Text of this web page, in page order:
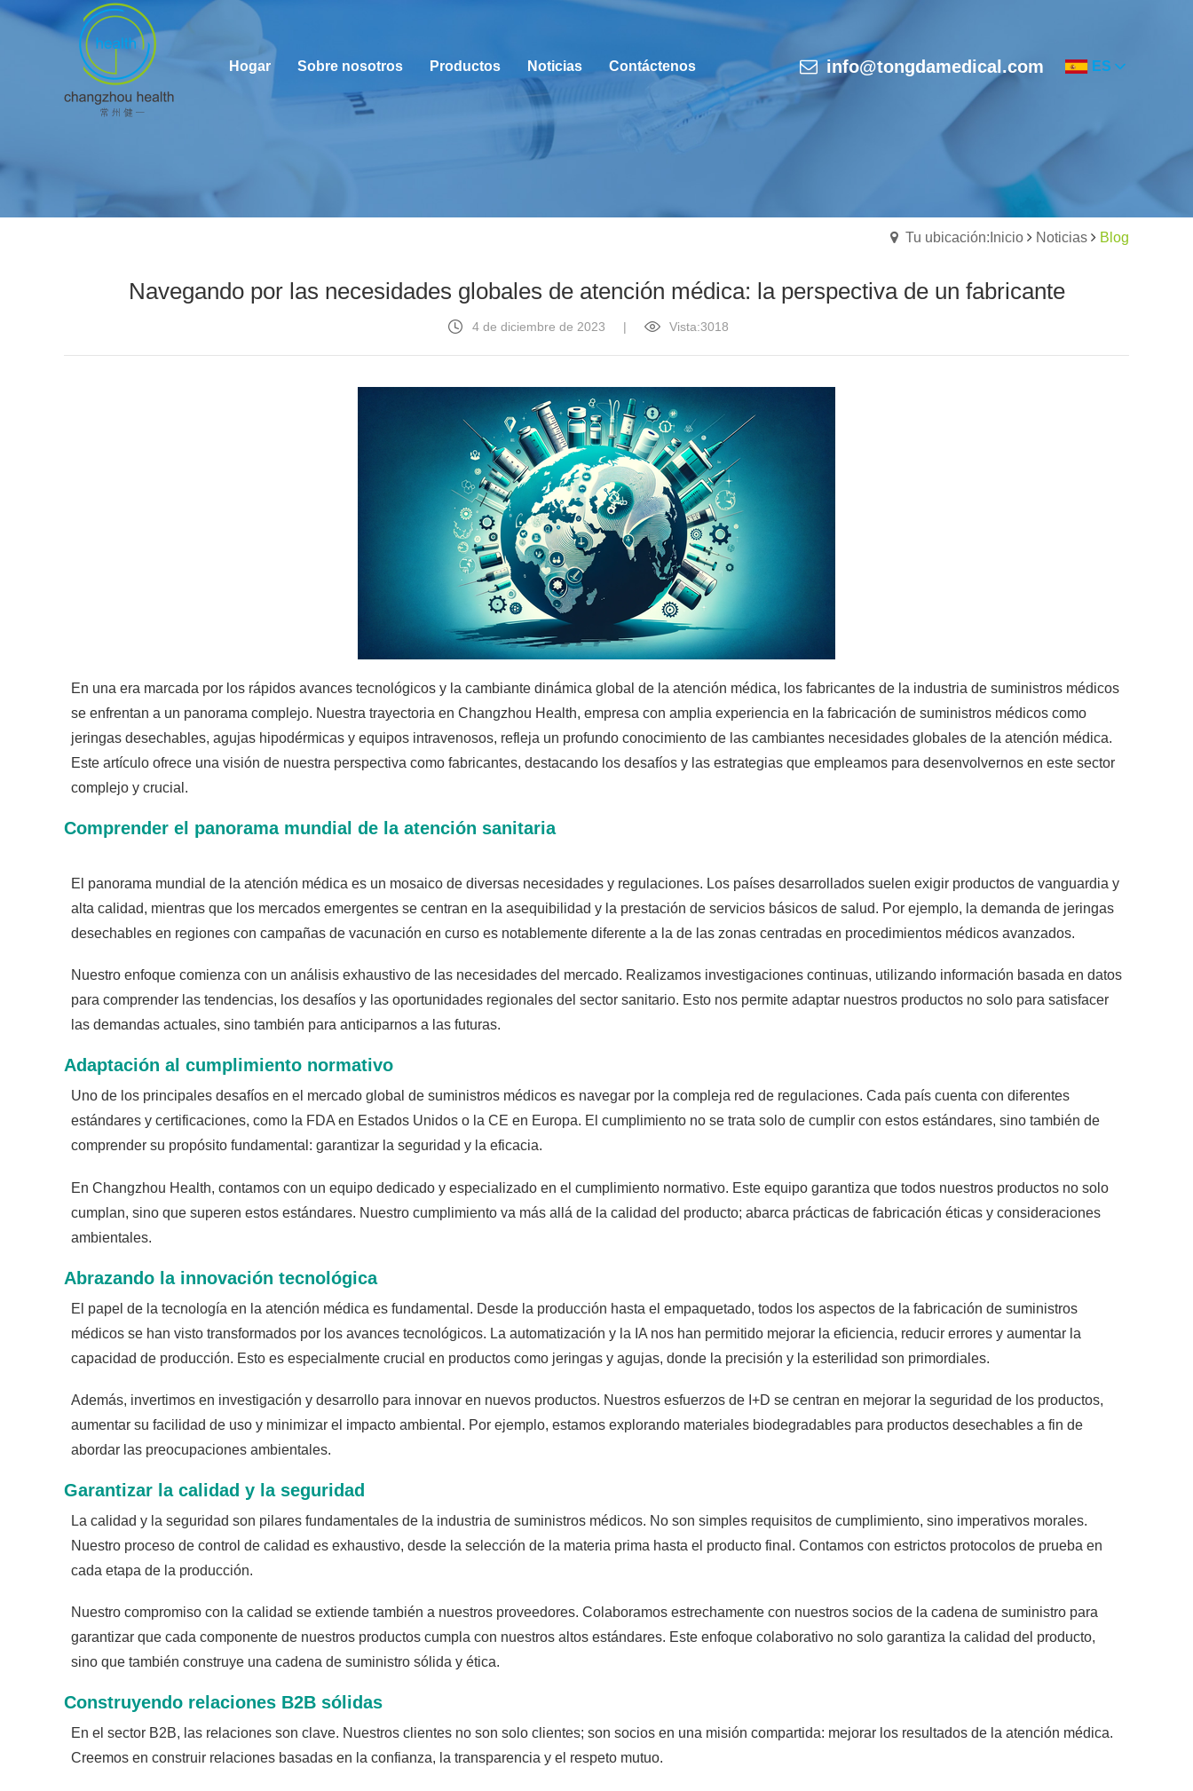
Hogar Sobre nosotros Productos Noticias Contáctenos info@tongdamedical.com ES
Tu ubicación:Inicio Noticias Blog
Navegando por las necesidades globales de atención médica: la perspectiva de un fabricante
4 de diciembre de 2023 | Vista:3018
En una era marcada por los rápidos avances tecnológicos y la cambiante dinámica global de la atención médica, los fabricantes de la industria de suministros médicos
se enfrentan a un panorama complejo. Nuestra trayectoria en Changzhou Health, empresa con amplia experiencia en la fabricación de suministros médicos como
jeringas desechables, agujas hipodérmicas y equipos intravenosos, refleja un profundo conocimiento de las cambiantes necesidades globales de la atención médica.
Este artículo ofrece una visión de nuestra perspectiva como fabricantes, destacando los desafíos y las estrategias que empleamos para desenvolvernos en este sector
complejo y crucial.
Comprender el panorama mundial de la atención sanitaria
El panorama mundial de la atención médica es un mosaico de diversas necesidades y regulaciones. Los países desarrollados suelen exigir productos de vanguardia y
alta calidad, mientras que los mercados emergentes se centran en la asequibilidad y la prestación de servicios básicos de salud. Por ejemplo, la demanda de jeringas
desechables en regiones con campañas de vacunación en curso es notablemente diferente a la de las zonas centradas en procedimientos médicos avanzados.
Nuestro enfoque comienza con un análisis exhaustivo de las necesidades del mercado. Realizamos investigaciones continuas, utilizando información basada en datos
para comprender las tendencias, los desafíos y las oportunidades regionales del sector sanitario. Esto nos permite adaptar nuestros productos no solo para satisfacer
las demandas actuales, sino también para anticiparnos a las futuras.
Adaptación al cumplimiento normativo
Uno de los principales desafíos en el mercado global de suministros médicos es navegar por la compleja red de regulaciones. Cada país cuenta con diferentes
estándares y certificaciones, como la FDA en Estados Unidos o la CE en Europa. El cumplimiento no se trata solo de cumplir con estos estándares, sino también de
comprender su propósito fundamental: garantizar la seguridad y la eficacia.
En Changzhou Health, contamos con un equipo dedicado y especializado en el cumplimiento normativo. Este equipo garantiza que todos nuestros productos no solo
cumplan, sino que superen estos estándares. Nuestro cumplimiento va más allá de la calidad del producto; abarca prácticas de fabricación éticas y consideraciones
ambientales.
Abrazando la innovación tecnológica
El papel de la tecnología en la atención médica es fundamental. Desde la producción hasta el empaquetado, todos los aspectos de la fabricación de suministros
médicos se han visto transformados por los avances tecnológicos. La automatización y la IA nos han permitido mejorar la eficiencia, reducir errores y aumentar la
capacidad de producción. Esto es especialmente crucial en productos como jeringas y agujas, donde la precisión y la esterilidad son primordiales.
Además, invertimos en investigación y desarrollo para innovar en nuevos productos. Nuestros esfuerzos de I+D se centran en mejorar la seguridad de los productos,
aumentar su facilidad de uso y minimizar el impacto ambiental. Por ejemplo, estamos explorando materiales biodegradables para productos desechables a fin de
abordar las preocupaciones ambientales.
Garantizar la calidad y la seguridad
La calidad y la seguridad son pilares fundamentales de la industria de suministros médicos. No son simples requisitos de cumplimiento, sino imperativos morales.
Nuestro proceso de control de calidad es exhaustivo, desde la selección de la materia prima hasta el producto final. Contamos con estrictos protocolos de prueba en
cada etapa de la producción.
Nuestro compromiso con la calidad se extiende también a nuestros proveedores. Colaboramos estrechamente con nuestros socios de la cadena de suministro para
garantizar que cada componente de nuestros productos cumpla con nuestros altos estándares. Este enfoque colaborativo no solo garantiza la calidad del producto,
sino que también construye una cadena de suministro sólida y ética.
Construyendo relaciones B2B sólidas
En el sector B2B, las relaciones son clave. Nuestros clientes no son solo clientes; son socios en una misión compartida: mejorar los resultados de la atención médica.
Creemos en construir relaciones basadas en la confianza, la transparencia y el respeto mutuo.